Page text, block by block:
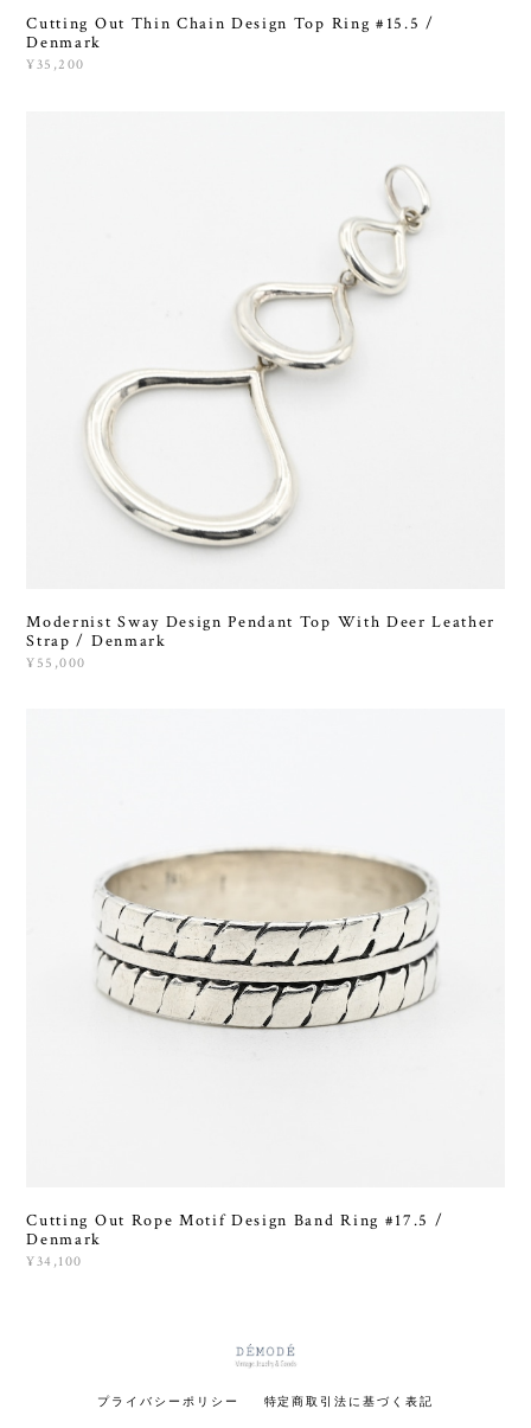
Cutting Out Thin Chain Design Top Ring #15.5 /
Denmark
¥35,200
Modernist Sway Design Pendant Top With Deer Leather
Strap / Denmark
¥55,000
Cutting Out Rope Motif Design Band Ring #17.5 /
Denmark
¥34,100
プライバシーポリシー 特定商取引法に基づく表記